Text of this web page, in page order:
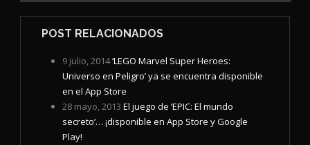
POST RELACIONADOS
9 julio, 2014‘LEGO Marvel Super Heroes:
Universo en Peligro’ ya se encuentra disponible
en el App Store
28 mayo, 2013 El juego de ‘EPIC: El mundo
secreto’… ¡disponible en App Store y Google
Play!